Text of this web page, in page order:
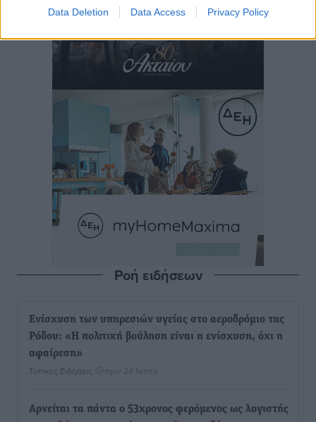
Data Deletion Data Access Privacy Policy
Ροή ειδήσεων
Ενίσχυση των υπηρεσιών υγείας στο αεροδρόμιο της
Ρόδου: «Η πολιτική βούληση είναι η ενίσχυση, όχι η
αφαίρεση»
Τοπικές Ειδήσεις πριν 24 λεπτά
Αρνείται τα πάντα ο 53χρονος φερόμενος ως λογιστής